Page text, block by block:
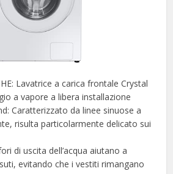
Lavatrice a carica frontale Crystal
a vapore a libera installazione
Caratterizzato da linee sinuose a
risulta particolarmente delicato sui
di uscita dell’acqua aiutano a
evitando che i vestiti rimangano